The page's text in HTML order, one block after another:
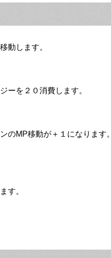
動します。
ーを２０消費します。
のMP移動が＋１になります。
す。